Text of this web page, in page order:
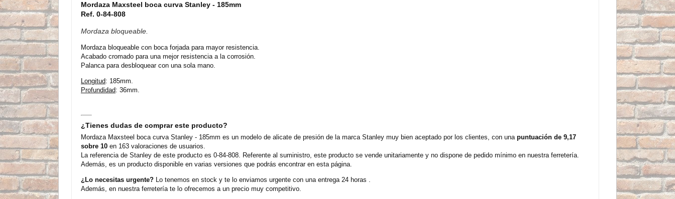
Mordaza Maxsteel boca curva Stanley - 185mm
Ref. 0-84-808
Mordaza bloqueable.
Mordaza bloqueable con boca forjada para mayor resistencia.
Acabado cromado para una mejor resistencia a la corrosión.
Palanca para desbloquear con una sola mano.
Longitud: 185mm.
Profundidad: 36mm.
¿Tienes dudas de comprar este producto?
Mordaza Maxsteel boca curva Stanley - 185mm es un modelo de alicate de presión de la marca Stanley muy bien aceptado por los clientes, con una puntuación de 9,17
sobre 10 en 163 valoraciones de usuarios.
La referencia de Stanley de este producto es 0-84-808. Referente al suministro, este producto se vende unitariamente y no dispone de pedido mínimo en nuestra ferretería.
Además, es un producto disponible en varias versiones que podrás encontrar en esta página.
¿Lo necesitas urgente? Lo tenemos en stock y te lo enviamos urgente con una entrega 24 horas .
Además, en nuestra ferretería te lo ofrecemos a un precio muy competitivo.